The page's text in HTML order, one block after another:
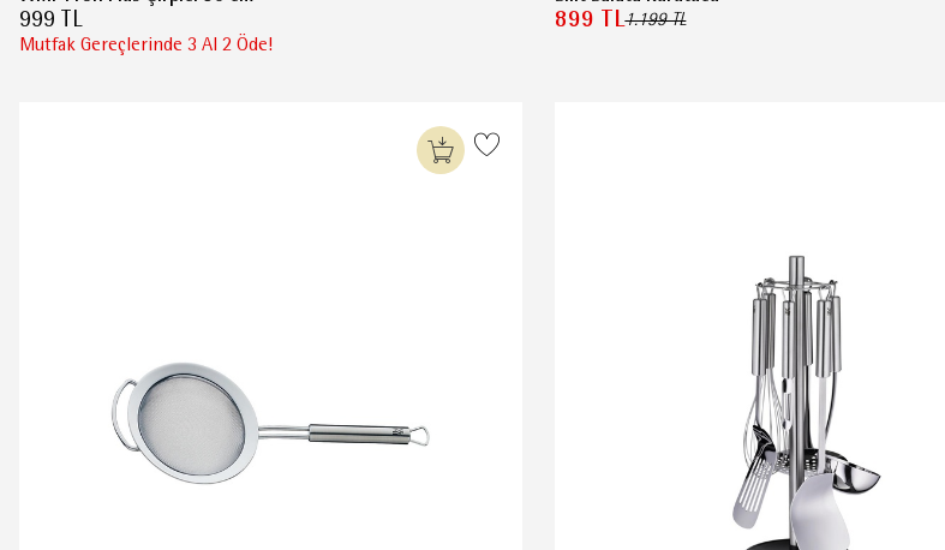
999 TL
Mutfak Gereçlerinde 3 Al 2 Öde!
1.199 TL
899 TL